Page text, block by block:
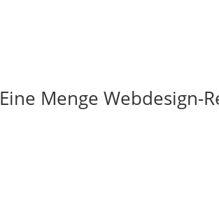
Eine Menge Webdesign-